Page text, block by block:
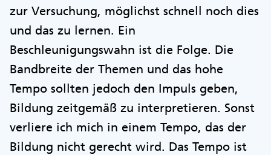
zur Versuchung, möglichst schnell noch dies
und das zu lernen. Ein
Beschleunigungswahn ist die Folge. Die
Bandbreite der Themen und das hohe
Tempo sollten jedoch den Impuls geben,
Bildung zeitgemäß zu interpretieren. Sonst
verliere ich mich in einem Tempo, das der
Bildung nicht gerecht wird. Das Tempo ist